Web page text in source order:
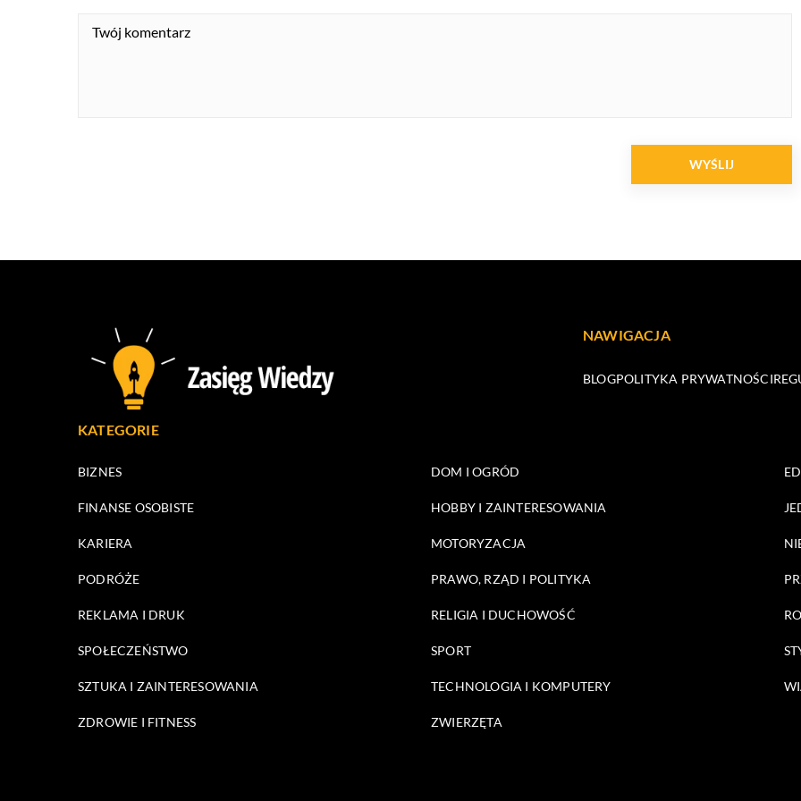
NAWIGACJA
BLOGPOLITYKA PRYWATNOŚCI
KATEGORIE
BIZNES DOM I OGRÓD
FINANSE OSOBISTE HOBBY I ZAINTERESOWANIA
KARIERA MOTORYZACJA
PODRÓŻE PRAWO, RZĄD I POLITYKA
REKLAMA I DRUK RELIGIA I DUCHOWOŚĆ
SPOŁECZEŃSTWO SPORT
SZTUKA I ZAINTERESOWANIA TECHNOLOGIA I KOMPUTERY
ZDROWIE I FITNESS ZWIERZĘTA